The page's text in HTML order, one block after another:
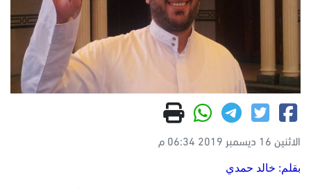
الاثنين 16 ديسمبر 2019 06:34 م
بقلم: خالد حمدي